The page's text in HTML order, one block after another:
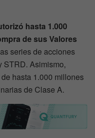
hasta 1.000
de sus Valores
series de acciones
STRD. Asimismo,
hasta 1.000 millones
de Clase A.